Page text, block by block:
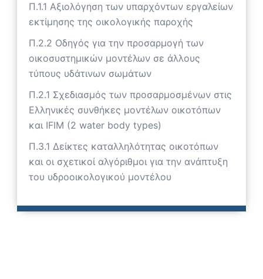
Π.1.1 Αξιολόγηση των υπαρχόντων εργαλείων
εκτίμησης της οικολογικής παροχής
Π.2.2 Οδηγός για την προσαρμογή των
οικοσυστημικών μοντέλων σε άλλους
τύπους υδάτινων σωμάτων
Π.2.1 Σχεδιασμός των προσαρμοσμένων στις
Ελληνικές συνθήκες μοντέλων οικοτόπων
και IFIM (2 water body types)
Π.3.1 Δείκτες καταλληλότητας οικοτόπων
και οι σχετικοί αλγόριθμοι για την ανάπτυξη
του υδροοικολογικού μοντέλου